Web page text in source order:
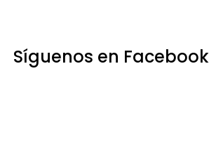
Síguenos en Facebook